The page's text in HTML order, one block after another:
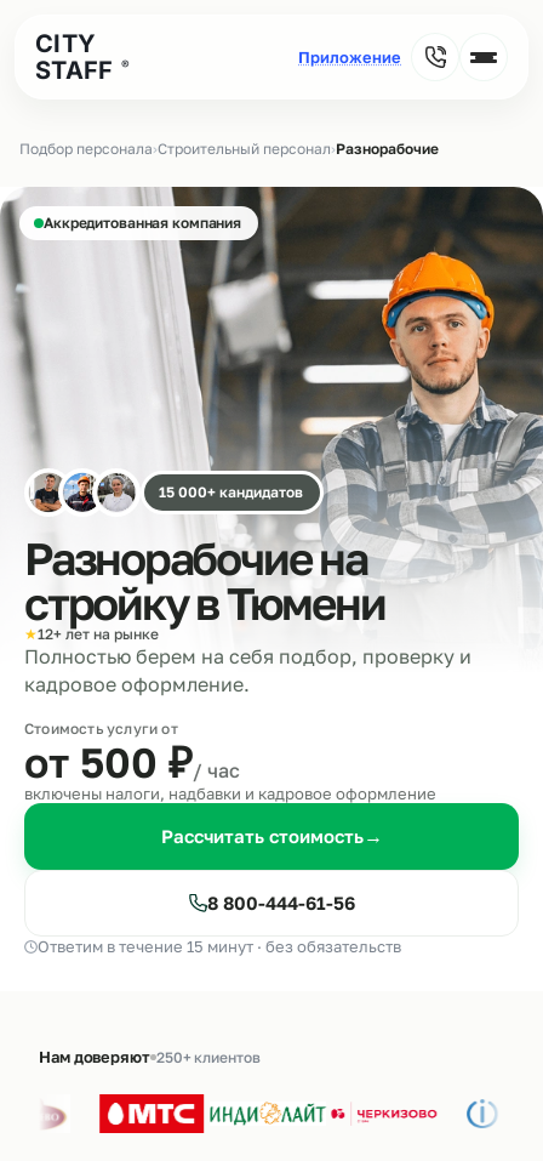
CITY
STAFF
®
Подбор персонала›Строительный персонал›Разнорабочие
Аккредитованная компания
15 000+ кандидатов
Разнорабочие на
стройку вТюмени
★12+ лет на рынке
Полностью берем на себя подбор, проверку и
кадровое оформление.
Стоимость услуги от
от 500 ₽/ час
включены налоги, надбавки и кадровое оформление
Рассчитать стоимость→
8 800-444-61-56
Ответим в течение 15 минут · без обязательств
Нам доверяют 250+ клиентов